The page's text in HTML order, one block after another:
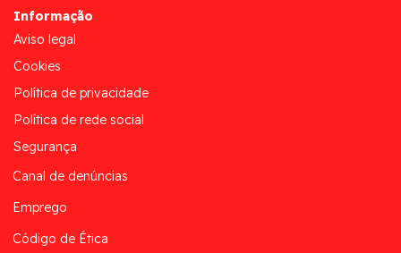
Informação
Aviso legal
Cookies
Política de privacidade
Política de rede social
Segurança
Canal de denúncias
Emprego
Código de Ética